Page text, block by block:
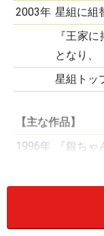
2003年 星組に組
『王家
となり、
星組トッ
【主な作品】
1996年
『銀ち
『うた